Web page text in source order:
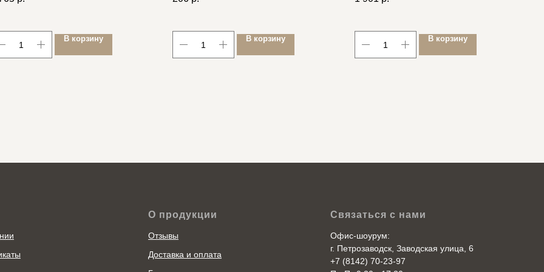
В корзину В корзину В корзину
О продукции
Отзывы
Доставка и оплата
Связаться с нами
Офис-шоурум:
г. Петрозаводск, Заводская улица, 6
+7 (8142) 70-23-97